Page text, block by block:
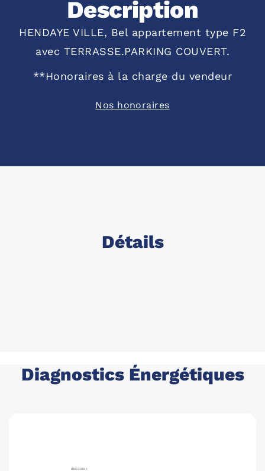
Description
HENDAYE VILLE, Bel appartement type F2
avec TERRASSE.PARKING COUVERT.
**Honoraires à la charge du vendeur
Nos honoraires
Détails
Diagnostics Énergétiques